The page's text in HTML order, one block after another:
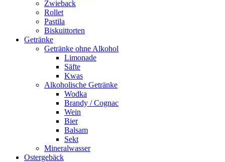
Zwieback
Rollet
Pastila
Biskuittorten
Getränke
Getränke ohne Alkohol
Limonade
Säfte
Kwas
Alkoholische Getränke
Wodka
Brandy / Cognac
Wein
Bier
Balsam
Sekt
Mineralwasser
Ostergebäck